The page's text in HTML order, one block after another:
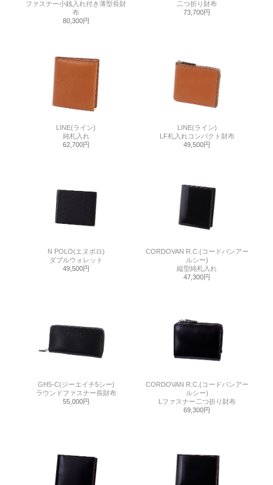
ファスナー小銭入れ付き薄型長財
布
80,300円
二つ折り財布
73,700円
LINE(ライン)
純札入れ
62,700円
LINE(ライン)
LF札入れコンパクト財布
49,500円
N POLO(エヌポロ)
ダブルウォレット
49,500円
CORDOVAN R.C.(コードバンアー
ルシー)
縦型純札入れ
47,300円
GH5-C(ジーエイチ5シー)
ラウンドファスナー長財布
55,000円
CORDOVAN R.C.(コードバンアー
ルシー)
Lファスナー二つ折り財布
69,300円